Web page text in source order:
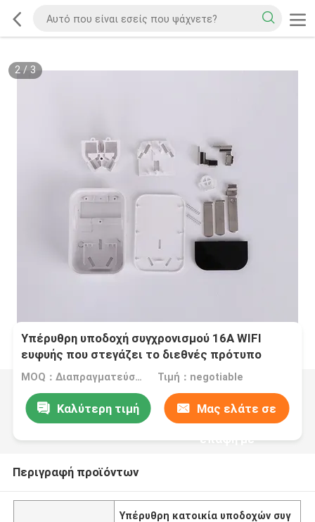
2/ 3
Υπέρυθρη υποδοχή συγχρονισμού 16A WIFI
ευφυής που στεγάζει το διεθνές πρότυπο
τριών τρυπών
MOQ：Διαπραγματεύσιμος Τιμή：negotiable
Καλύτερη τιμή Μας ελάτε σε
επαφή με
Περιγραφή προϊόντων
Υπέρυθρη κατοικία υποδοχών συγ